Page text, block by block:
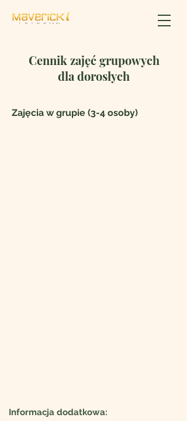
Cennik zajęć grupowych
dla dorosłych
Zajęcia w grupie (3-4 osoby)
Informacja dodatkowa: